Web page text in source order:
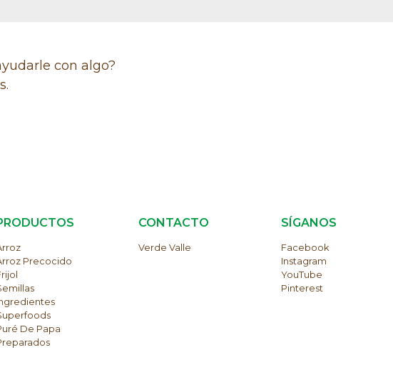
con algo?
Precocido
De Papa
CONTACTO
Verde Valle
SÍGANOS
Facebook
Instagram
YouTube
Pinterest